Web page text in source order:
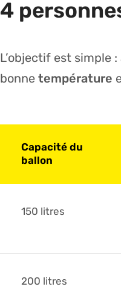
4
L’objectif est simple
bonne température
Capacité du
ballon
150 litres
200 litres